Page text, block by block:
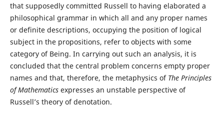
that supposedly committed Russell to having elaborated a
philosophical grammar in which all and any proper names
or definite descriptions, occupying the position of logical
subject in the propositions, refer to objects with some
category of Being. In carrying out such an analysis, it is
concluded that the central problem concerns empty proper
names and that, therefore, the metaphysics of The Principles
of Mathematicsexpresses an unstable perspective of
Russell’s theory of denotation.